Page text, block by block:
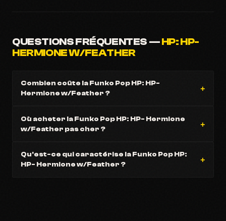
QUESTIONS FRÉQUENTES —HP: HP-
HERMIONE W/FEATHER
Combien coûte la Funko Pop HP: HP-
Hermione w/Feather ?
Où acheter la Funko Pop HP: HP- Hermione
w/Feather pas cher ?
Qu'est-ce qui caractérise la Funko Pop HP:
HP- Hermione w/Feather ?